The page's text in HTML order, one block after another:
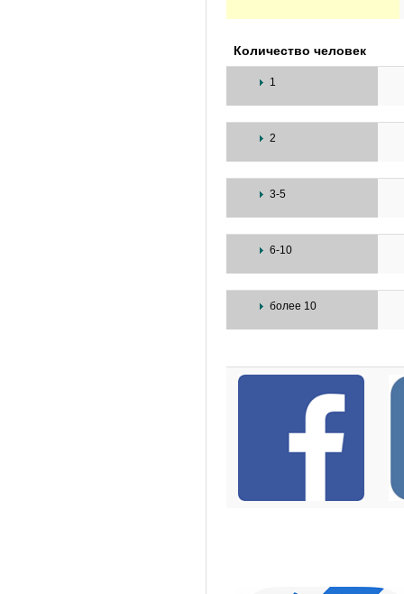
Количество человек
1
2
3-5
6-10
более 10